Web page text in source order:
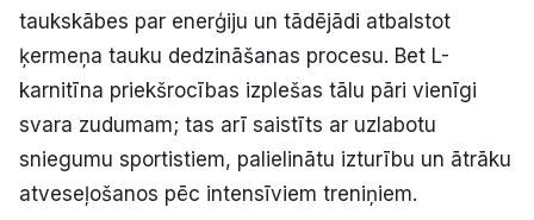
Politiskā reklāma
Par mums
Kontakti
taukskābes par enerģiju un tādējādi atbalstot
ķermeņa tauku dedzināšanas procesu. Bet L-
karnitīna priekšrocības izplešas tālu pāri vienīgi
svara zudumam; tas arī saistīts ar uzlabotu
sniegumu sportistiem, palielinātu izturību un ātrāku
atveseļošanos pēc intensīviem treniņiem.